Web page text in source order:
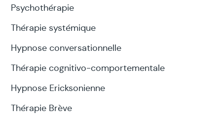
Psychothérapie
Thérapie systémique
Hypnose conversationnelle
Thérapie cognitivo-comportementale
Hypnose Ericksonienne
Thérapie Brève